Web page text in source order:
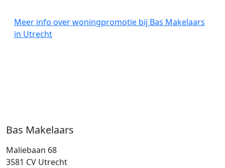
Bas Makelaars
Maliebaan 68
3581 CV Utrecht
Meer info over woningpromotie bij Bas Makelaars
in Utrecht